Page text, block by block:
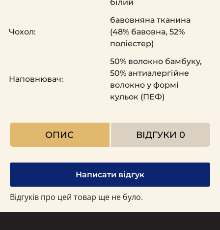
білий
Чохол:
бавовняна тканина
(48% бавовна, 52%
поліестер)
Наповнювач:
50% волокно бамбуку,
50% антиалергійне
волокно у формі
кульок (ПЕФ)
ОПИС ВІДГУКИ 0
Написати відгук
Відгуків про цей товар ще не було.